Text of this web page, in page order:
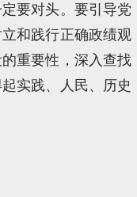
要对头。要引导党
和践行正确政绩观
重要性，深入查找
实践、人民、历史